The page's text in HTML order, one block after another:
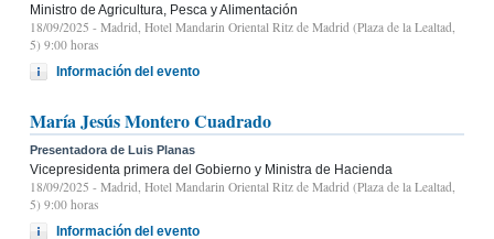
Ministro de Agricultura, Pesca y Alimentación
18/09/2025 - Madrid, Hotel Mandarin Oriental Ritz de Madrid (Plaza de la Lealtad,
5) 9:00 horas
Información del evento
María Jesús Montero Cuadrado
Presentadora de Luis Planas
Vicepresidenta primera del Gobierno y Ministra de Hacienda
18/09/2025 - Madrid, Hotel Mandarin Oriental Ritz de Madrid (Plaza de la Lealtad,
5) 9:00 horas
Información del evento